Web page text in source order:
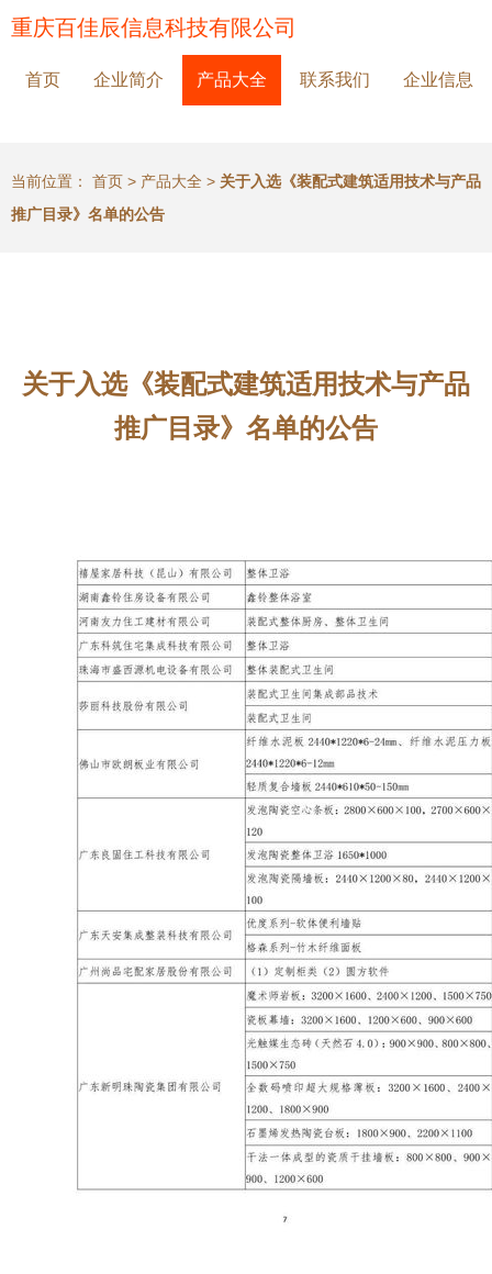
重庆百佳辰信息科技有限公司
首页 企业简介 产品大全 联系我们 企业信息
当前位置： 首页 > 产品大全 > 关于入选《装配式建筑适用技术与产品
推广目录》名单的公告
关于入选《装配式建筑适用技术与产品
推广目录》名单的公告